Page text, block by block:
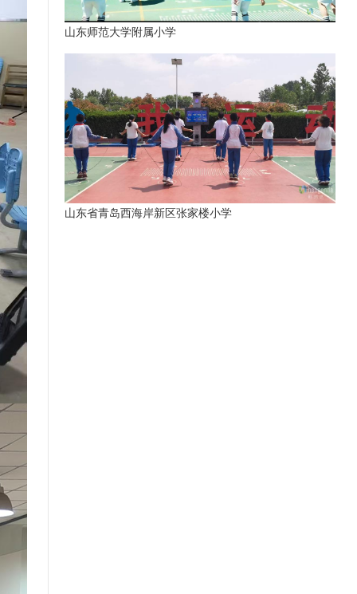
山东师范大学附属小学
山东省青岛西海岸新区张家楼小学